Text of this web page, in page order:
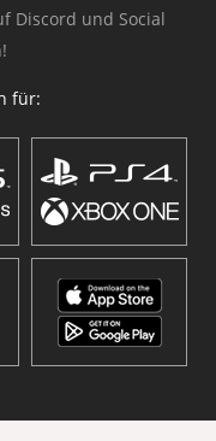
Discord und Social
für: